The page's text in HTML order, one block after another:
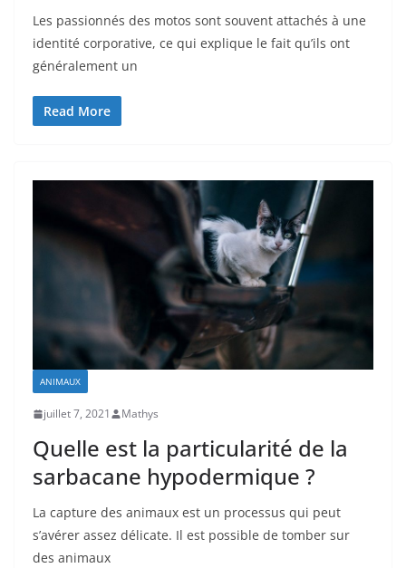
Les passionnés des motos sont souvent attachés à une
identité corporative, ce qui explique le fait qu’ils ont
généralement un
Read More
ANIMAUX
juillet 7, 2021 Mathys
Quelle est la particularité de la
sarbacane hypodermique ?
La capture des animaux est un processus qui peut
s’avérer assez délicate. Il est possible de tomber sur
des animaux